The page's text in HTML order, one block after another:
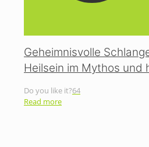
Geheimnisvolle
Heilsein im Mythos und
Do you like it?64
Read more